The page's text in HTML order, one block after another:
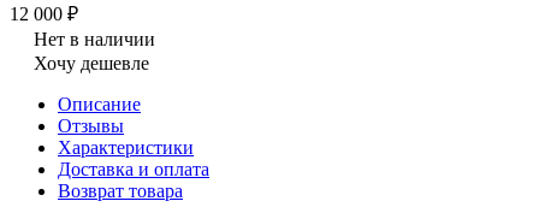
12 000 ₽
Нет в наличии
Хочу дешевле
Описание
Отзывы
Характеристики
Доставка и оплата
Возврат товара